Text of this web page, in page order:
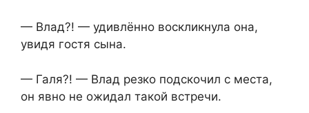
— Влад?! — удивлённо воскликнула она,
увидя гостя сына.
— Галя?! — Влад резко подскочил с места,
он явно не ожидал такой встречи.